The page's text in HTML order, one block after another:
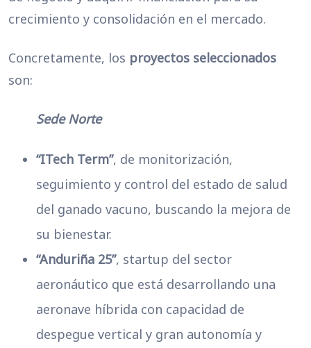
crecimiento y consolidación en el mercado.
Concretamente, los proyectos seleccionados
son:
Sede Norte
“ITech Term”, de monitorización,
seguimiento y control del estado de salud
del ganado vacuno, buscando la mejora de
su bienestar.
“Anduriña 25”, startup del sector
aeronáutico que está desarrollando una
aeronave híbrida con capacidad de
despegue vertical y gran autonomía y